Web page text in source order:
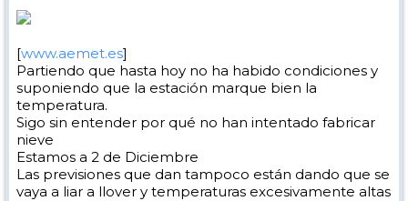
[www.aemet.es]
Partiendo que hasta hoy no ha habido condiciones y
suponiendo que la estación marque bien la
temperatura.
Sigo sin entender por qué no han intentado fabricar
nieve
Estamos a 2 de Diciembre
Las previsiones que dan tampoco están dando que se
vaya a liar a llover y temperaturas excesivamente altas